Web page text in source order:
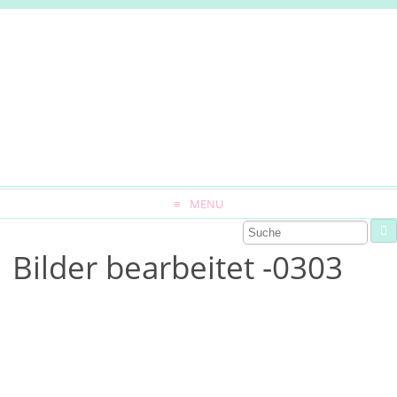
MENU
Bilder bearbeitet -0303